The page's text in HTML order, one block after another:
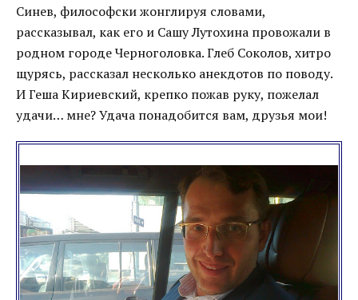
Синев, философски жонглируя словами,
рассказывал, как его и Сашу Лутохина провожали в
родном городе Черноголовка. Глеб Соколов, хитро
щурясь, рассказал несколько анекдотов по поводу.
И Геша Кириевский, крепко пожав руку, пожелал
удачи… мне? Удача понадобится вам, друзья мои!